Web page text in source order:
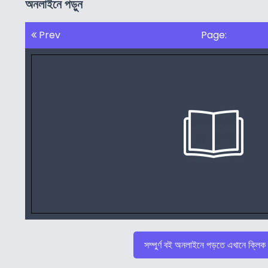
অনলাইনে পড়ুন
Prev Page:
সম্পুর্ণ বই অনলাইনে পড়তে এখানে